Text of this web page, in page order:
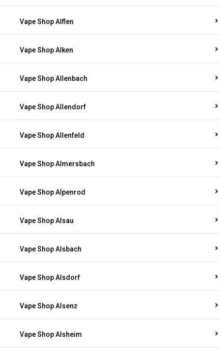
Vape Shop Alflen
Vape Shop Alken
Vape Shop Allenbach
Vape Shop Allendorf
Vape Shop Allenfeld
Vape Shop Almersbach
Vape Shop Alpenrod
Vape Shop Alsau
Vape Shop Alsbach
Vape Shop Alsdorf
Vape Shop Alsenz
Vape Shop Alsheim